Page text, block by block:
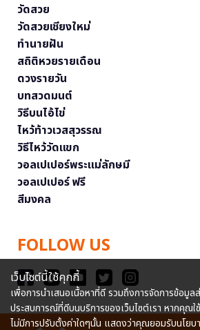
วัดสวย
วัดสวยเชียงใหม่
ทำนายฝัน
สถิติหวยรายเดือน
ดวงรายวัน
บทสวดมนต์
วิธีบนไอ้ไข่
ไหว้ท้าวเวสสุวรรณ
วิธีไหว้วัดแขก
วอลเปเปอร์พระแม่ลักษมี
วอลเปเปอร์ ฟรี
สีมงคล
FOLLOW US
เว็บไซต์นี้ใช้คุกกี้
เพื่อการนำเสนอเนื้อหาที่ดี รวมถึงการจัดการข้อมู
ประสบการณ์ที่ดีบนบริการของเว็บไซต์เรา หากคุณใ
ไม่มีการปรับตั้งค่าใดๆนั้น แสดงว่าคุณยอมรับนโยบ